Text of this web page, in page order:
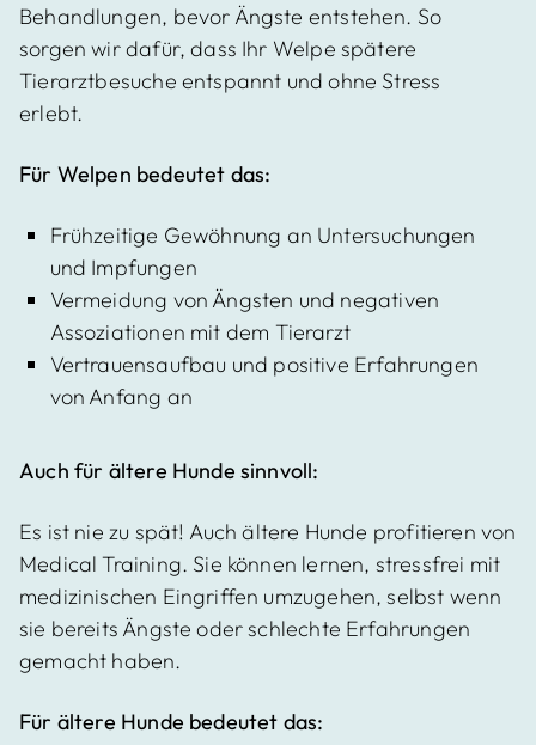
Behandlungen, bevor Ängste entstehen. So
sorgen wir dafür, dass Ihr Welpe spätere
Tierarztbesuche entspannt und ohne Stress
erlebt.
Für Welpen bedeutet das:
Frühzeitige Gewöhnung an Untersuchungen
und Impfungen
Vermeidung von Ängsten und negativen
Assoziationen mit dem Tierarzt
Vertrauensaufbau und positive Erfahrungen
von Anfang an
Auch für ältere Hunde sinnvoll:
Es ist nie zu spät! Auch ältere Hunde profitieren von
Medical Training. Sie können lernen, stressfrei mit
medizinischen Eingriffen umzugehen, selbst wenn
sie bereits Ängste oder schlechte Erfahrungen
gemacht haben.
Für ältere Hunde bedeutet das: